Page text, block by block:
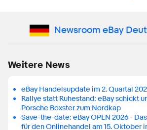
Newsroom eBay
Weitere News
eBay Handelsupdate im 2. Quartal
Rallye statt Ruhestand: eBay schickt
Porsche Boxster zum Nordkap
Save-the-date: eBay OPEN 2026 -
für den Onlinehandel am 15. Oktober